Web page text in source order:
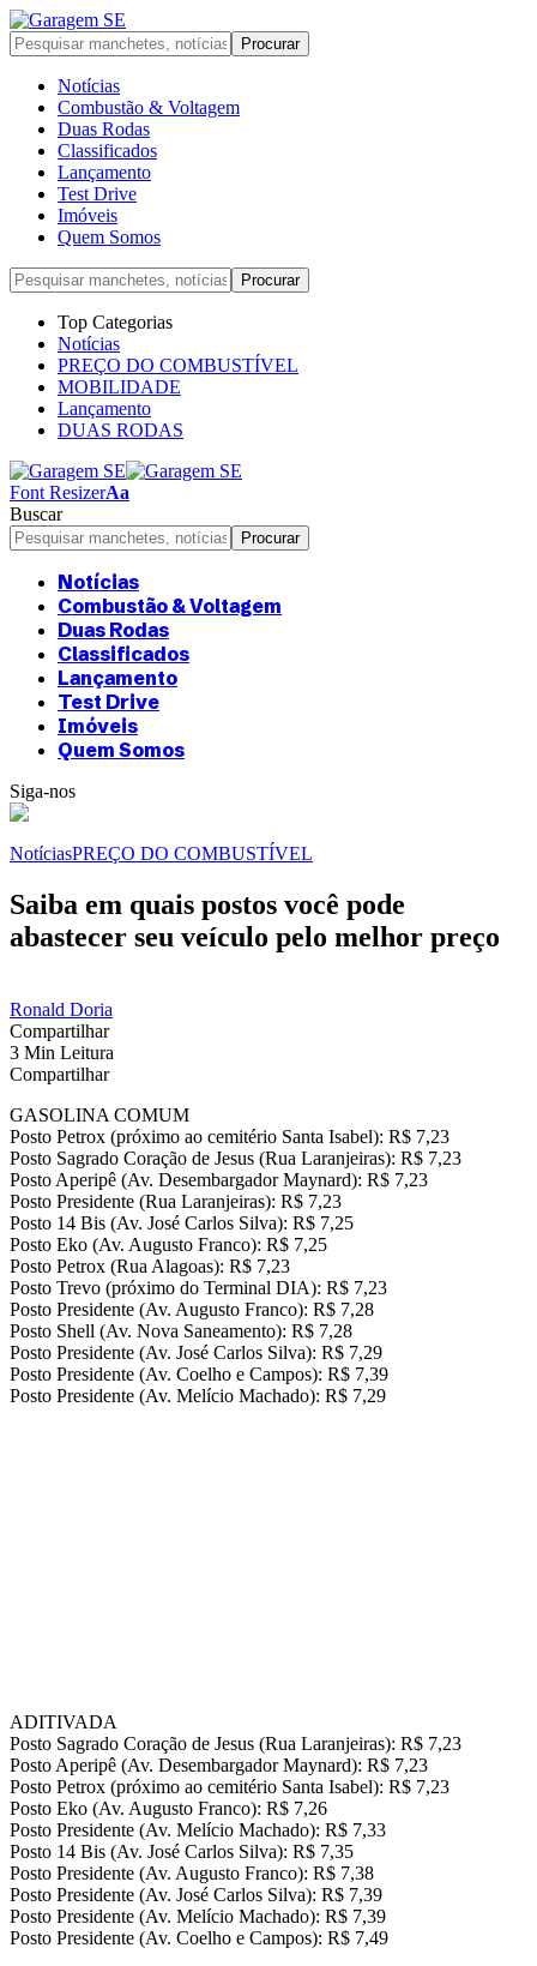
Notícias
Combustão & Voltagem
Duas Rodas
Classificados
Lançamento
Test Drive
Imóveis
Quem Somos
Top Categorias
Notícias
PREÇO DO COMBUSTÍVEL
MOBILIDADE
Lançamento
DUAS RODAS
Font ResizerAa
Buscar
Notícias
Combustão & Voltagem
Duas Rodas
Classificados
Lançamento
Test Drive
Imóveis
Quem Somos
Siga-nos
NotíciasPREÇO DO COMBUSTÍVEL
Saiba em quais postos você pode
abastecer seu veículo pelo melhor preço
Ronald Doria
Compartilhar
3 Min Leitura
Compartilhar
GASOLINA COMUM
Posto Petrox (próximo ao cemitério Santa Isabel): R$ 7,23
Posto Sagrado Coração de Jesus (Rua Laranjeiras): R$ 7,23
Posto Aperipê (Av. Desembargador Maynard): R$ 7,23
Posto Presidente (Rua Laranjeiras): R$ 7,23
Posto 14 Bis (Av. José Carlos Silva): R$ 7,25
Posto Eko (Av. Augusto Franco): R$ 7,25
Posto Petrox (Rua Alagoas): R$ 7,23
Posto Trevo (próximo do Terminal DIA): R$ 7,23
Posto Presidente (Av. Augusto Franco): R$ 7,28
Posto Shell (Av. Nova Saneamento): R$ 7,28
Posto Presidente (Av. José Carlos Silva): R$ 7,29
Posto Presidente (Av. Coelho e Campos): R$ 7,39
Posto Presidente (Av. Melício Machado): R$ 7,29
ADITIVADA
Posto Sagrado Coração de Jesus (Rua Laranjeiras): R$ 7,23
Posto Aperipê (Av. Desembargador Maynard): R$ 7,23
Posto Petrox (próximo ao cemitério Santa Isabel): R$ 7,23
Posto Eko (Av. Augusto Franco): R$ 7,26
Posto Presidente (Av. Melício Machado): R$ 7,33
Posto 14 Bis (Av. José Carlos Silva): R$ 7,35
Posto Presidente (Av. Augusto Franco): R$ 7,38
Posto Presidente (Av. José Carlos Silva): R$ 7,39
Posto Presidente (Av. Melício Machado): R$ 7,39
Posto Presidente (Av. Coelho e Campos): R$ 7,49